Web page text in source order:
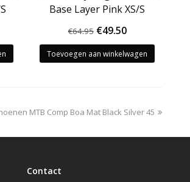
Base Layer Pink XS/S
€64.95 Oorspronkelijke
prijs
was:
€49.50Huidige
prijs
is:
Toevoegen aan winkelwagen
MTB Comp Boa Mat Black Silver 45
Contact